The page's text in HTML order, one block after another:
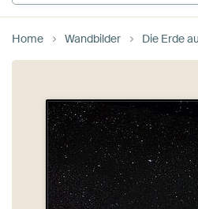
Home Wandbilder Die Erde aus dem